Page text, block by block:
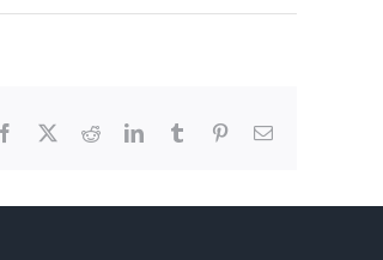
Facebook RedditLinkedInTumblr PinterestEmail